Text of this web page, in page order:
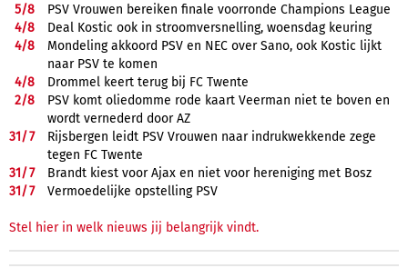
5/8
PSV Vrouwen bereiken finale voorronde Champions League
4/8
Deal Kostic ook in stroomversnelling, woensdag keuring
4/8
Mondeling akkoord PSV en NEC over Sano, ook Kostic lijkt
naar PSV te komen
4/8
Drommel keert terug bij FC Twente
2/8
PSV komt oliedomme rode kaart Veerman niet te boven en
wordt vernederd door AZ
31/7
Rijsbergen leidt PSV Vrouwen naar indrukwekkende zege
tegen FC Twente
31/7
Brandt kiest voor Ajax en niet voor hereniging met Bosz
31/7 Vermoedelijke opstelling PSV
Stel hier in welk nieuws jij belangrijk vindt.